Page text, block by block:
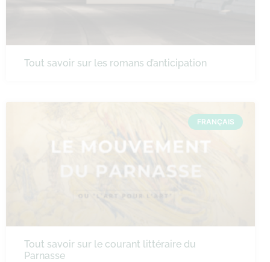
Tout savoir sur les romans d’anticipation
FRANÇAIS
Tout savoir sur le courant littéraire du
Parnasse